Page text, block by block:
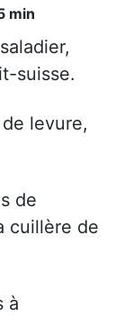
min
suisse.
levure,
de
cuillère de
à